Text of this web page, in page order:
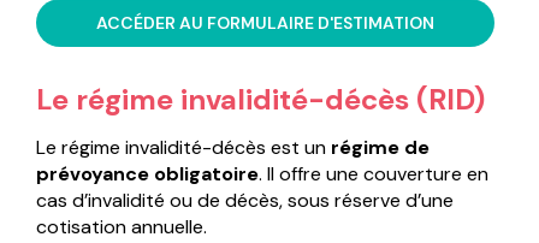
ACCÉDER AU FORMULAIRE D'ESTIMATION
Le régime invalidité-décès (RID)
Le régime invalidité-décès est un régime de
prévoyance obligatoire. Il offre une couverture en
cas d’invalidité ou de décès, sous réserve d’une
cotisation annuelle.